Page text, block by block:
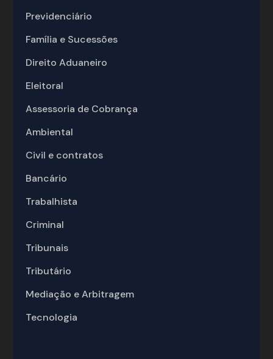
Previdenciário
Família e Sucessões
Direito Aduaneiro
Eleitoral
Assessoria de Cobrança
Ambiental
Civil e contratos
Bancário
Trabalhista
Criminal
Tribunais
Tributário
Mediação e Arbitragem
Tecnologia